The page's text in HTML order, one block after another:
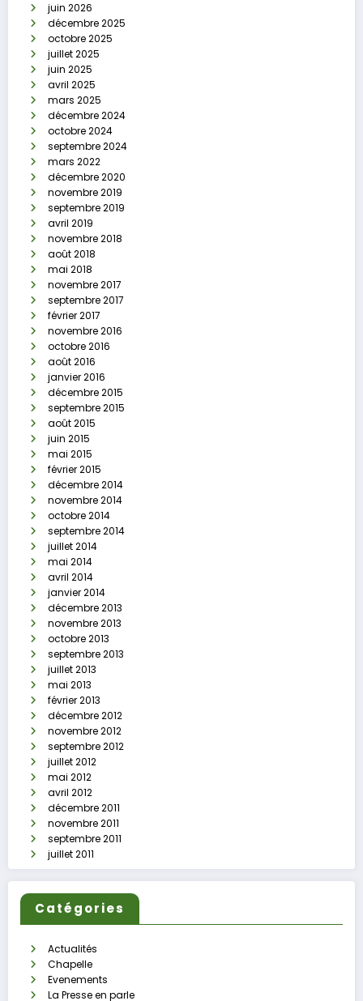
juin 2026
décembre 2025
octobre 2025
juillet 2025
juin 2025
avril 2025
mars 2025
décembre 2024
octobre 2024
septembre 2024
mars 2022
décembre 2020
novembre 2019
septembre 2019
avril 2019
novembre 2018
août 2018
mai 2018
novembre 2017
septembre 2017
février 2017
novembre 2016
octobre 2016
août 2016
janvier 2016
décembre 2015
septembre 2015
août 2015
juin 2015
mai 2015
février 2015
décembre 2014
novembre 2014
octobre 2014
septembre 2014
juillet 2014
mai 2014
avril 2014
janvier 2014
décembre 2013
novembre 2013
octobre 2013
septembre 2013
juillet 2013
mai 2013
février 2013
décembre 2012
novembre 2012
septembre 2012
juillet 2012
mai 2012
avril 2012
décembre 2011
novembre 2011
septembre 2011
juillet 2011
Catégories
Actualités
Chapelle
Evenements
La Presse en parle